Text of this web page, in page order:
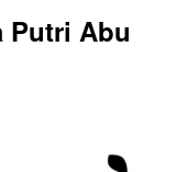
Putri Abu